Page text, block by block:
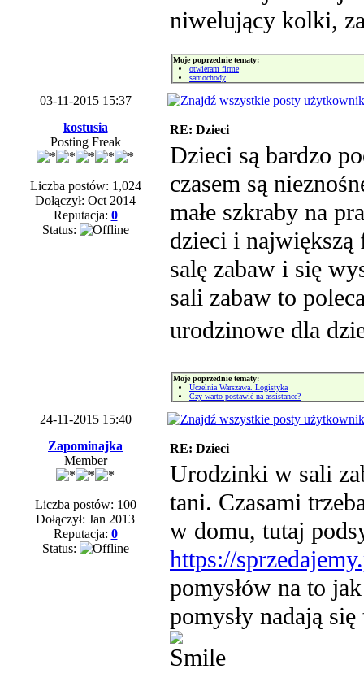
niwelujący kolki,
Moje poprzednie tematy:
otwieram firme
samochody
03-11-2015 15:37
kostusia
Posting Freak
Liczba postów: 1,024
Dołączył: Oct 2014
Reputacja: 0
Status:
RE: Dzieci
Dzieci są bardzo
czasem są
małe szkraby na
dzieci i największą
salę zabaw i się
sali zabaw to
urodzinowe dla
Moje poprzednie tematy:
Uczelnia Warszawa. Logistyka
Czy warto postawić na assistance?
24-11-2015 15:40
Zapominajka
Member
Liczba postów: 100
Dołączył: Jan 2013
Reputacja: 0
Status:
RE: Dzieci
Urodzinki w sali
tani. Czasami
w domu, tutaj
https://
pomysłów na to
pomysły nadają